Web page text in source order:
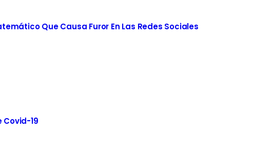
Que Causa Furor En Las Redes Sociales
Covid-19